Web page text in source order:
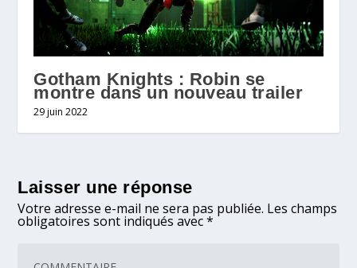
Gotham Knights : Robin se
montre dans un nouveau trailer
29 juin 2022
Laisser une réponse
Votre adresse e-mail ne sera pas publiée. Les champs
obligatoires sont indiqués avec*